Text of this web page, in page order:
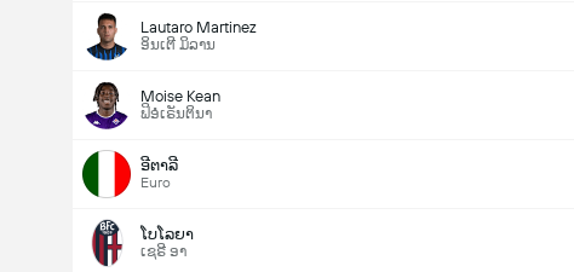
Lautaro Martinez
ອິນເຕີ ມິລານ
Moise Kean
ຟິອໍເຣັນຕິນາ
ອີຕາລີ
Euro
ໂບໂລຍາ
ເຊຣີ ອາ